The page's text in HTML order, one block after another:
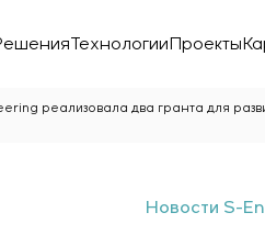
ТехнологииПроекты
реализовала два гранта для
Новости S-